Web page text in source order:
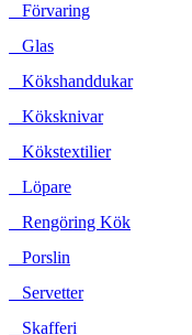
Förvaring
Glas
Kökshanddukar
Köksknivar
Kökstextilier
Löpare
Rengöring Kök
Porslin
Servetter
Skafferi